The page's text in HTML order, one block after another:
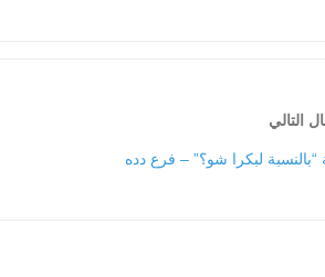
التالي
لبكرا شو؟” – فرع دده